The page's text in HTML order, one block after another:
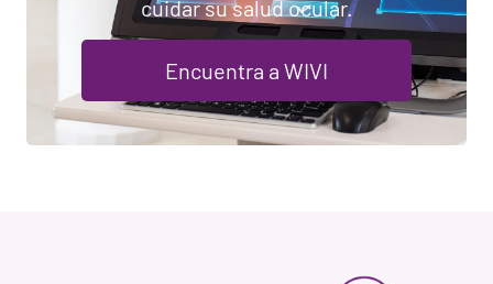
cuidar su salud ocular.
Encuentra a WIVI